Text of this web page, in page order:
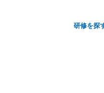
サ
研修を探